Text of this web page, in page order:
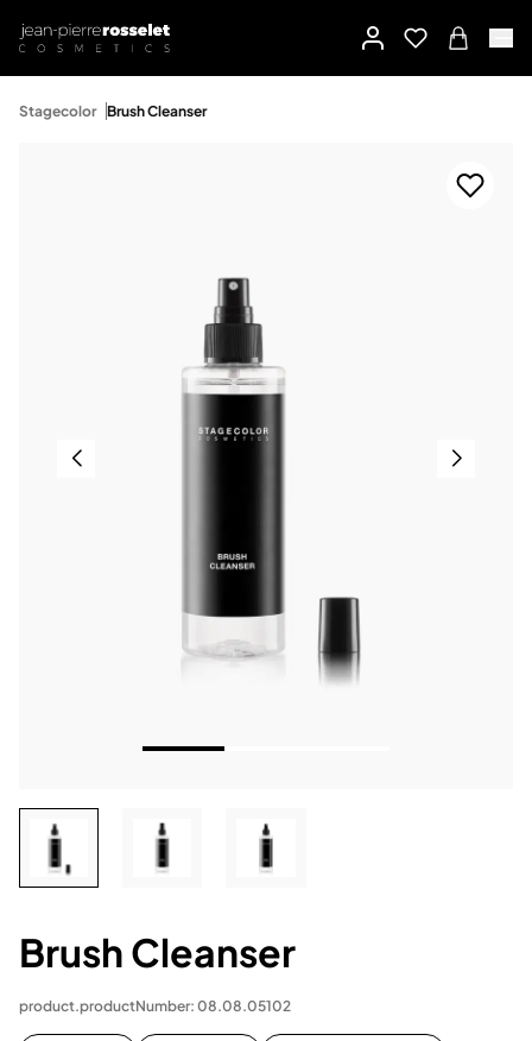
Stagecolor Brush Cleanser
Brush Cleanser
product.productNumber: 08.08.05102